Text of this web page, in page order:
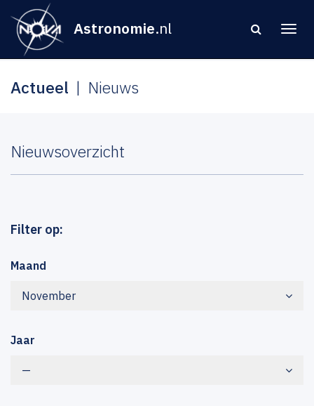
Astronomie.nl
Actueel Nieuws
Nieuwsoverzicht
Filter op:
Maand
November
Jaar
—